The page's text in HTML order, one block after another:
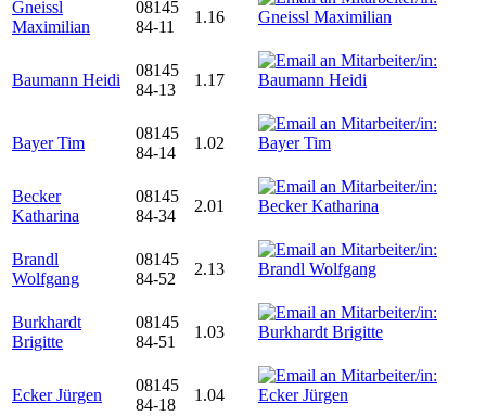
Gneissl
Maximilian
08145
84-11
1.16
Baumann Heidi
08145
84-13
1.17
Bayer Tim
08145
84-14
1.02
Becker
Katharina
08145
84-34
2.01
Brandl
Wolfgang
08145
84-52
2.13
Burkhardt
Brigitte
08145
84-51
1.03
Ecker Jürgen
08145
84-18
1.04